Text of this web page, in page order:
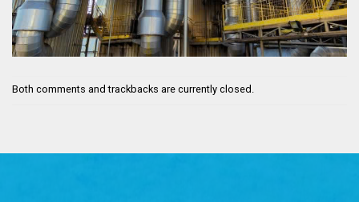
Both comments and trackbacks are currently closed.